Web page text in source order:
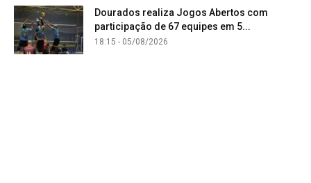
Dourados realiza Jogos Abertos com
participação de 67 equipes em 5...
18:15 - 05/08/2026